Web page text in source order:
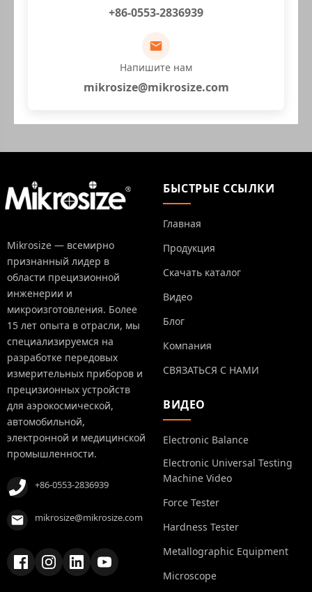
+86-0553-2836939
Напишите нам
mikrosize@mikrosize.com
Mikrosize — всемирно
признанный лидер в
области прецизионной
инженерии и
микроизготовления. Более
15 лет опыта в отрасли, мы
специализируемся на
разработке передовых
измерительных приборов и
прецизионных устройств
для аэрокосмической,
автомобильной,
электронной и медицинской
промышленности.
+86-0553-2836939
mikrosize@mikrosize.com
БЫСТРЫЕ ССЫЛКИ
Главная
Продукция
Скачать каталог
Видео
Блог
Компания
СВЯЗАТЬСЯ С НАМИ
ВИДЕО
Electronic Balance
Electronic Universal Testing
Machine Video
Force Tester
Hardness Tester
Metallographic Equipment
Microscope